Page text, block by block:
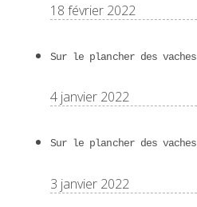
18 février 2022
Sur le plancher des vaches
4 janvier 2022
Sur le plancher des vaches
3 janvier 2022